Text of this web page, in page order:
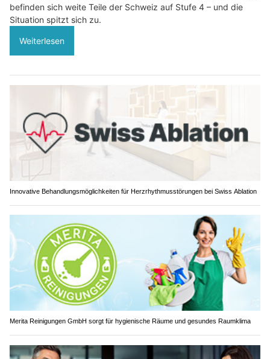
befinden sich weite Teile der Schweiz auf Stufe 4 – und die
Situation spitzt sich zu.
Weiterlesen
Innovative Behandlungsmöglichkeiten für Herzrhythmusstörungen bei Swiss Ablation
Merita Reinigungen GmbH sorgt für hygienische Räume und gesundes Raumklima